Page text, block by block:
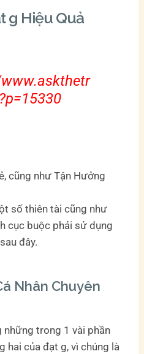
g Hiệu Quả
số thiên tài cũng như
cục buộc phải sử dụng
đây.
Nhân Chuyên
những trong 1 vài phần
hai của đạt g, vì chúng là